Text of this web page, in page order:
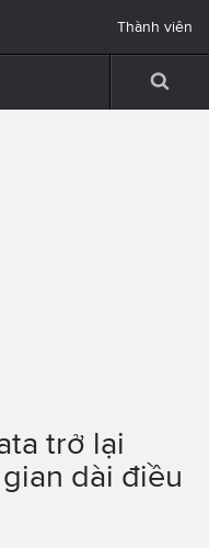
Thành viên
trở lại
dài điều